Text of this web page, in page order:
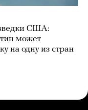
США:
может
на одну из стран